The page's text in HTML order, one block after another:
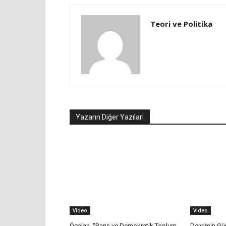
Teori ve Politika
Yazarın Diğer Yazıları
Video Video